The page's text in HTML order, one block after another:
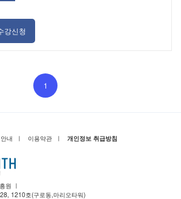
강신청
1
내 ㅣ 이용약관 ㅣ 개인정보 취급방침
원 ㅣ
1210호(구로동,마리오타워)